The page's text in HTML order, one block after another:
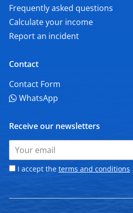
Frequently asked questions
Calculate your income
Report an incident
Contact
Contact Form
WhatsApp
Receive our newsletters
I accept the terms and conditions